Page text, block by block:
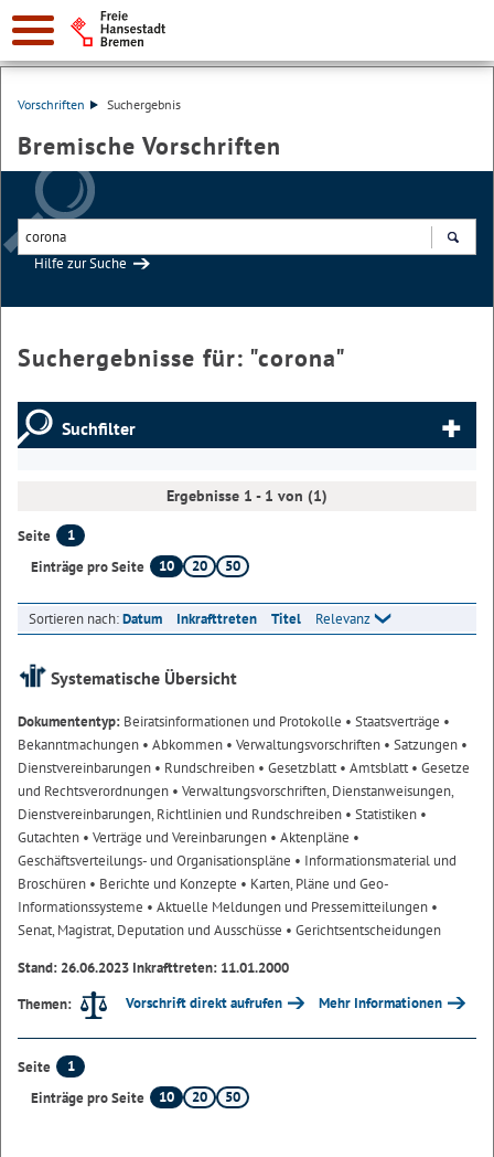
Vorschriften Suchergebnis
Bremische Vorschriften
Hilfe zur Suche
Suchergebnisse für: "corona"
Suchfilter
Ergebnisse 1 - 1 von (1)
Seite
1
Einträge pro Seite
10 20 50
Sortieren nach:Datum Inkrafttreten Titel Relevanz
Systematische Übersicht
Dokumententyp: Beiratsinformationen und Protokolle • Staatsverträge •
Bekanntmachungen • Abkommen • Verwaltungsvorschriften • Satzungen •
Dienstvereinbarungen • Rundschreiben • Gesetzblatt• Amtsblatt• Gesetze
und Rechtsverordnungen • Verwaltungsvorschriften, Dienstanweisungen,
Dienstvereinbarungen, Richtlinien und Rundschreiben • Statistiken •
Gutachten • Verträge und Vereinbarungen • Aktenpläne •
Geschäftsverteilungs- und Organisationspläne • Informationsmaterial und
Broschüren • Berichte und Konzepte • Karten, Pläne und Geo-
Informationssysteme • Aktuelle Meldungen und Pressemitteilungen •
Senat, Magistrat, Deputation und Ausschüsse • Gerichtsentscheidungen
Stand: 26.06.2023 Inkrafttreten: 11.01.2000
Themen:
Vorschrift direkt aufrufen Mehr Informationen
Seite
1
Einträge pro Seite
10 20 50